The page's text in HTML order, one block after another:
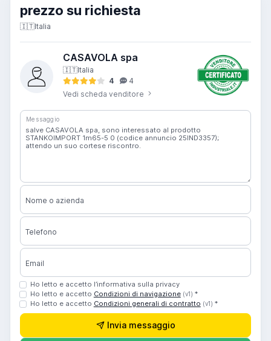
prezzo su richiesta
🇮🇹Italia
CASAVOLA spa
🇮🇹Italia
4
4
Vedi scheda venditore
Messaggio
Nome o azienda
Telefono
Email
Ho letto e accetto l’informativa sulla privacy
Ho letto e accetto Condizioni di navigazione (v1) *
Ho letto e accetto Condizioni generali di contratto (v1) *
Invia messaggio